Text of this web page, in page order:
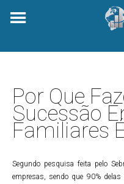
Por Que
Sucessão
Familiares
Segundo pesquisa feita pelo
empresas, sendo que 90%